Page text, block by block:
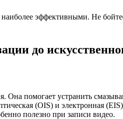
эффективными. Не
до
Она помогает устранить
(OIS) и электронная
полезно при записи видео.